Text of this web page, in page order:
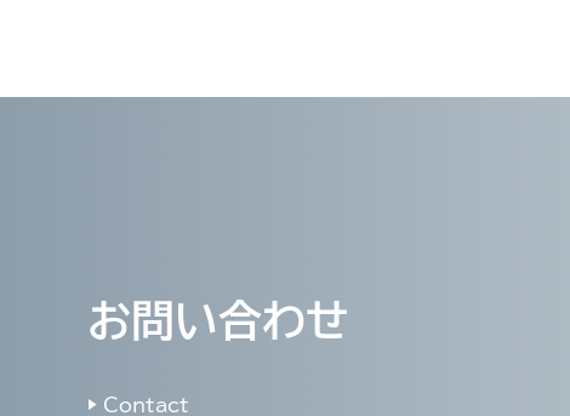
お問い合わせ
▶ Contact